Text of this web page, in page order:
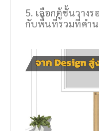
เลือกตู้ชั้นวางร
กับพื้นที่รวมที่คำ